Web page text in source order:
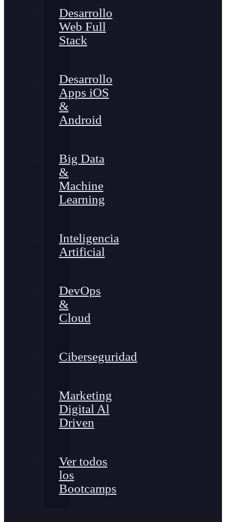
Desarrollo
Web Full
Stack
Desarrollo
Apps iOS
&
Android
Big Data
&
Machine
Learning
Inteligencia
Artificial
DevOps
&
Cloud
Ciberseguridad
Marketing
Digital Al
Driven
Ver todos
los
Bootcamps